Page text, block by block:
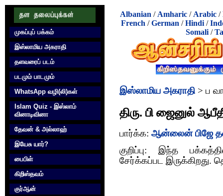
முகப்புப் பக்கம்
இஸ்லாமிய அகராதி
தளவரைப் படம்
படமும் பாடமும்
WhatsApp வழி(லி)கள்
Islam Quiz - இஸ்லாம்
வினாடிவினா
தேவன் & அல்லாஹ்
இயேசு யார்?
பைபிள்
கிறிஸ்தவம்
குர்‍ஆன்
Albanian / Amharic / Arabic /
French /German /Hindi /
Somali/
இஸ்லாமிய அகராதி > ப
திரு. பி ஜைனுல்
பார்க்க: ஆன்லைன் பிஜே
குறிப்பு: இந்த
சேர்க்கப்பட இருக்கிறது.